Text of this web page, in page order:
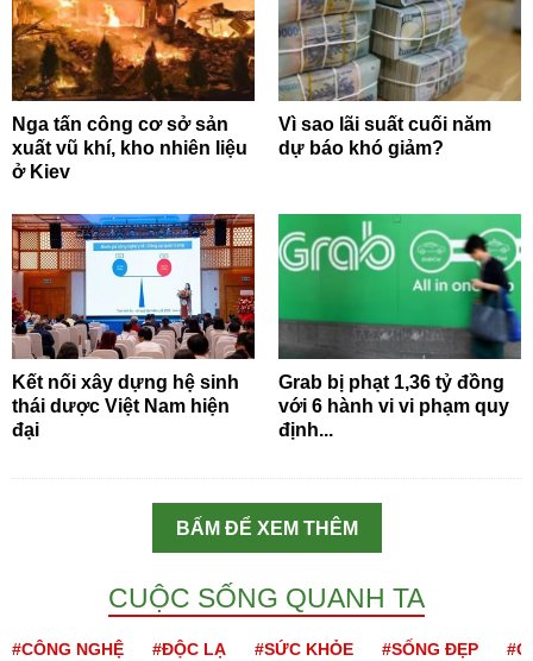
Nga tấn công cơ sở sản
xuất vũ khí, kho nhiên liệu
ở Kiev
Vì sao lãi suất cuối năm
dự báo khó giảm?
Kết nối xây dựng hệ sinh
thái dược Việt Nam hiện
đại
Grab bị phạt 1,36 tỷ đồng
với 6 hành vi vi phạm quy
định...
BẤM ĐỂ XEM THÊM
CUỘC SỐNG QUANH TA
#CÔNG NGHỆ #ĐỘC LẠ #SỨC KHỎE #SỐNG ĐẸP